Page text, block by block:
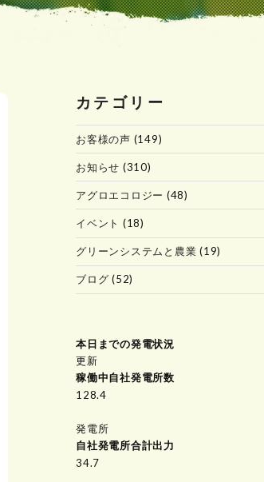
カテゴリー
お客様の声 (149)
お知らせ (310)
アグロエコロジー (48)
イベント (18)
グリーンシステムと農業 (19)
ブログ (52)
本日までの発電状況
更新
稼働中自社発電所数
150.5
発電所
自社発電所合計出力
34.7